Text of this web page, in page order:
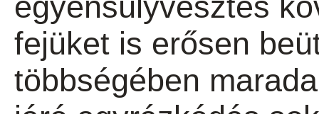
fejüket is erősen
többségében